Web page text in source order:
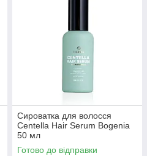
Сироватка для волосся
Centella Hair Serum Bogenia
50 мл
Готово до відправки